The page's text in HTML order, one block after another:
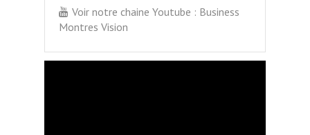
Voir notre chaine Youtube : Business
Montres Vision